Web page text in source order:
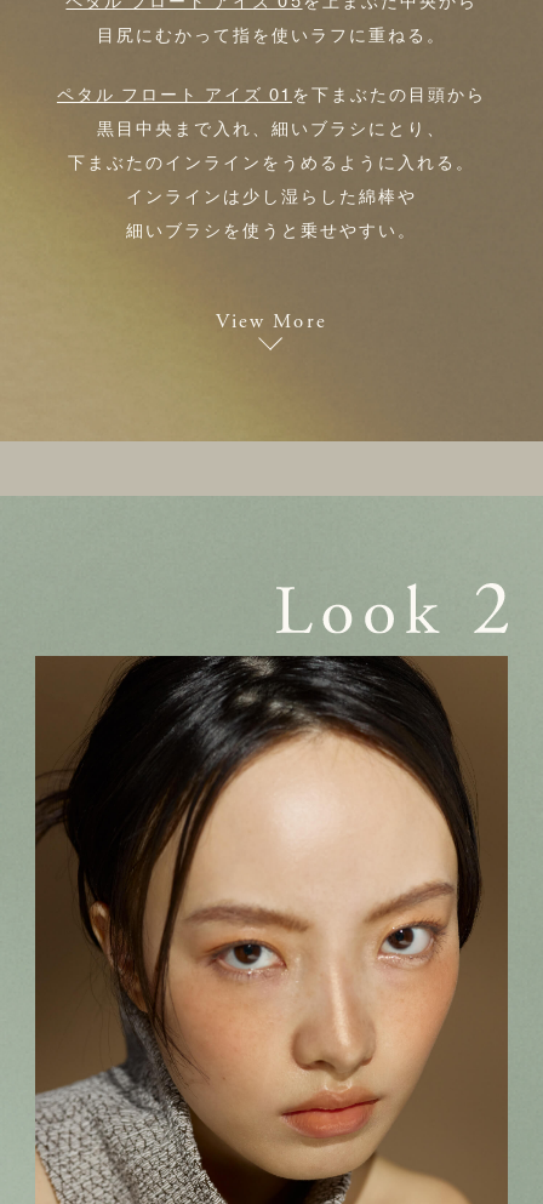
目尻にむかって指を使いラフに重ねる。
ペタル フロート アイズ 01 を下まぶたの目頭から
黒目中央まで入れ、細いブラシにとり、
下まぶたのインラインをうめるように入れる。
インラインは少し湿らした綿棒や
細いブラシを使うと乗せやすい。
View More